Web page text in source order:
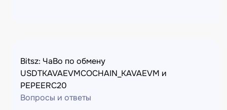
Bitsz: ЧаВо по обмену
USDTKAVAEVMCOCHAIN_KAVAEVM и
PEPEERC20
Вопросы и ответы